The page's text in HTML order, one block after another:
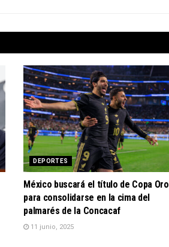
DEPORTES
México buscará el título de Copa Oro
para consolidarse en la cima del
palmarés de la Concacaf
11 junio, 2025